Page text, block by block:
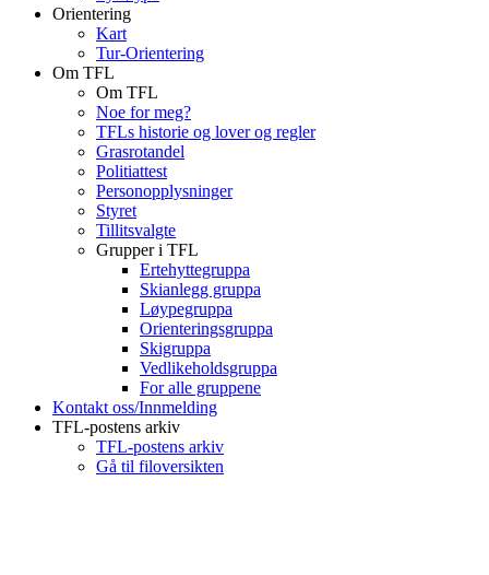
Orientering
Kart
Tur-Orientering
Om TFL
Om TFL
Noe for meg?
TFLs historie og lover og regler
Grasrotandel
Politiattest
Personopplysninger
Styret
Tillitsvalgte
Grupper i TFL
Ertehyttegruppa
Skianlegg gruppa
Løypegruppa
Orienteringsgruppa
Skigruppa
Vedlikeholdsgruppa
For alle gruppene
Kontakt oss/Innmelding
TFL-postens arkiv
TFL-postens arkiv
Gå til filoversikten